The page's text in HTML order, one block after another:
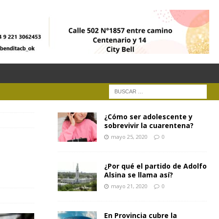
¿Cómo ser adolescente y
sobrevivir la cuarentena?
mayo 25, 2020 0
¿Por qué el partido de Adolfo
Alsina se llama así?
mayo 21, 2020 0
En Provincia cubre la